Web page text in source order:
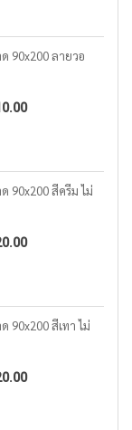
90x200 ลายวอ
90x200 สีครีม ไม่
90x200 สีเทา ไม่